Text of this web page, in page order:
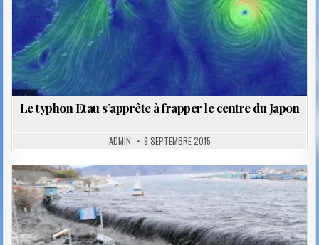
Le typhon Etau s’apprête à frapper le centre du Japon
ADMIN 9 SEPTEMBRE 2015
Posted
in